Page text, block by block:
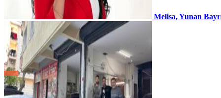
Melisa, Yunan